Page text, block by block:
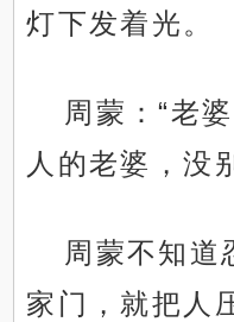
灯下发着光。
周蒙：“老
人的老婆，没
周蒙不知道
家门，就把人